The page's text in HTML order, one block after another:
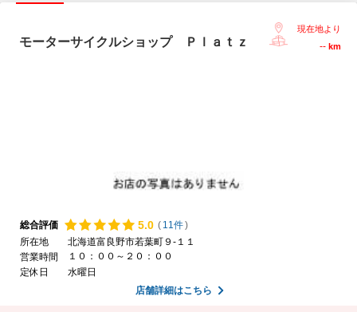
モーターサイクルショップ Ｐｌａｔｚ
現在地より
-- km
総合評価 5.0 ( 11件)
所在地
北海道富良野市若葉町９-１１
営業時間
１０：００～２０：００
定休日
水曜日
店舗詳細はこちら